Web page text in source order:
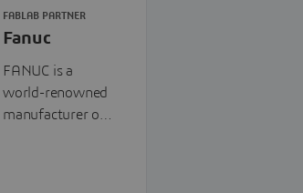
Fanuc
FANUC is a
world-renowned
manufacturer of
FABLAB PARTNER